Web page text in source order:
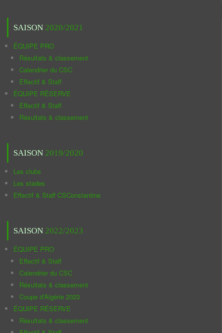
SAISON 2020/2021
ÉQUIPE PRO
Résultats & classement
Calendrier du CSC
Effectif & Staff
ÉQUIPE RÉSERVE
Effectif & Staff
Résultats & classement
SAISON 2019/2020
Les clubs
Les stades
Effectif & Staff CSConstantine
SAISON 2022/2023
ÉQUIPE PRO
Effectif & Staff
Calendrier du CSC
Résultats & classement
Coupe d'Algérie 2023
ÉQUIPE RÉSERVE
Résultats & classement